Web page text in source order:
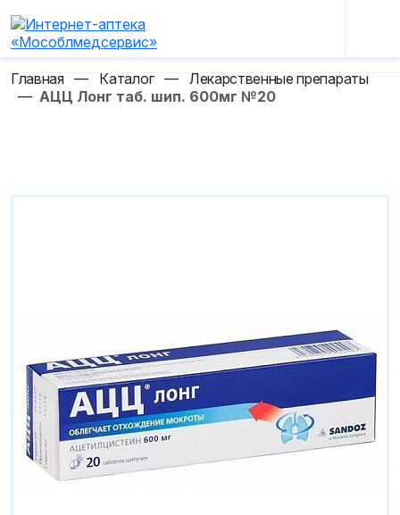
Главная — Каталог — Лекарственные препараты
— АЦЦ Лонг таб. шип. 600мг №20